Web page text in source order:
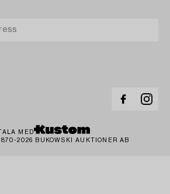
MED
2026 BUKOWSKI AUKTIONER AB